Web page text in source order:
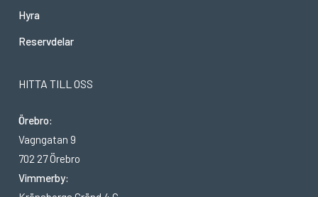
Hyra
Reservdelar
HITTA TILL OSS
Örebro:
Vagngatan 9
702 27 Örebro
Vimmerby: